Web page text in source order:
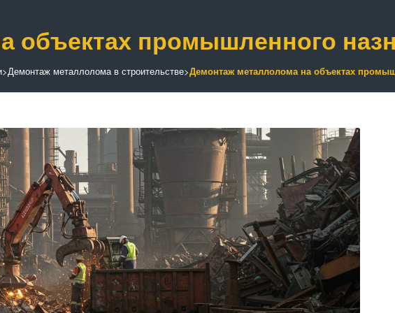
объектах промышленного
>Демонтаж металлолома в строительстве>Демонтаж металлолома на объектах